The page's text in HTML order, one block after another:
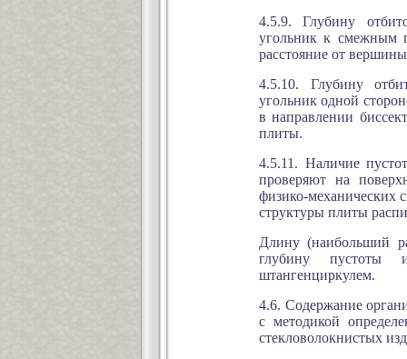
4.5.9. Глубину
угольник к смежным
расстояние от
4.5.10. Глубину
угольник одной
в направлении
плиты.
4.5.11. Наличие
проверяют на
физико-механических
структуры плиты
Длину (наибольший
глубину пустоты
штангенциркулем.
4.6. Содержание
с методикой
стекловолокнистых